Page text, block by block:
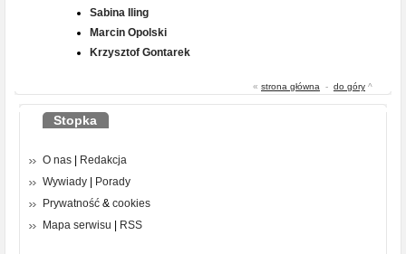
Sabina Iling
Marcin Opolski
Krzysztof Gontarek
« strona główna - do góry ^
Stopka
O nas
Redakcja
Wywiady
Porady
Prywatność & cookies
Mapa serwisu
RSS